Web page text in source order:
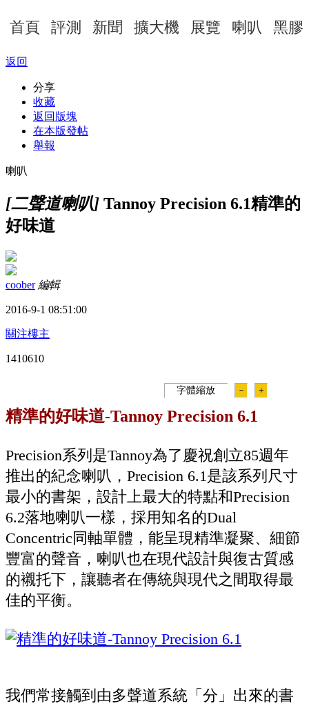
首頁 評測 新聞 擴大機 展覽 喇叭 黑膠
返回
分享
收藏
返回版塊
在本版發帖
舉報
喇叭
[二聲道喇叭] Tannoy Precision 6.1精準的
好味道
coober 編輯
2016-9-1 08:51:00
關注樓主
1410610
字體縮放 － ＋
精準的好味道-Tannoy Precision 6.1
Precision系列是Tannoy為了慶祝創立85週年
推出的紀念喇叭，Precision 6.1是該系列尺寸
最小的書架，設計上最大的特點和Precision
6.2落地喇叭一樣，採用知名的Dual
Concentric同軸單體，能呈現精準凝聚、細節
豐富的聲音，喇叭也在現代設計與復古質感
的襯托下，讓聽者在傳統與現代之間取得最
佳的平衡。
我們常接觸到由多聲道系統「分」出來的書